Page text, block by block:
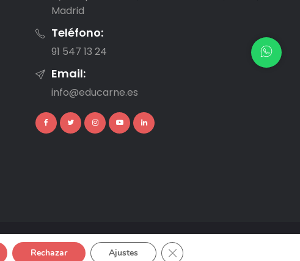
Madrid
Teléfono:
91 547 13 24
Email:
info@educarne.es
Rechazar Ajustes Cerrar el banner de cookies